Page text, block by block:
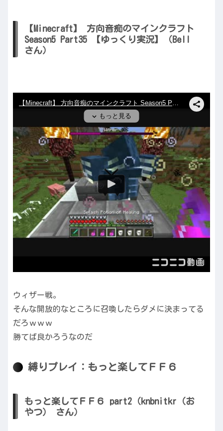
【Minecraft】 方向音痴のマインクラフト
Season5 Part35 【ゆっくり実況】（Bell
さん）
ウィザー戦。
そんな開放的なところに召喚したらダメに決まってる
だろｗｗｗ
勝てば良かろうなのだ
縛りプレイ：もっと楽してＦＦ６
もっと楽してＦＦ６ part2（knbnitkr（お
やつ） さん）